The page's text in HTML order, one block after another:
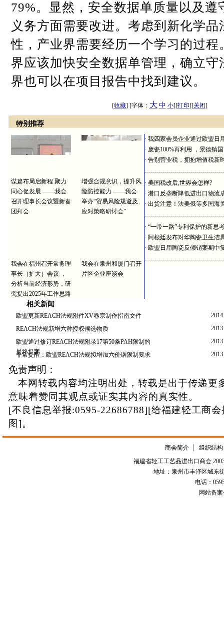
79%。显然，安全数据单质量以及遵
义务方面需要改进。考虑到新化学品
性，产业界需要经历一个学习的过程
界应该加快安全数据单管理，确立守
界也可以在项目报告中找到建议。
[收藏] [字体： 大 中 小][打印][关闭]
特别推荐
谋篇布局启新程 聚力
同心促发展 ——我会
召开理事长会议暨新春
团拜会
增强合规意识，提升风
险防控能力 ——我会
举办“贸易风险规避及
应对策略研讨会”
我会在福州召开常务理
事长（扩大）会议 ，
分析当前经济形势，研
究提出2025年工作思路
我会在泉州和厦门召开
片区企业座谈会
· 我四家会员企业通过欧盟日
· 废瓷100%再利用 ，景德镇
· 告别营业税，拥抱增值税新
· 美国税改后,世界会怎样?
· 港口反垄断降低进出口物流
· 出货注意！法美俄等多国海
· “一带一路”专利保护的新思
· 阿根廷发布对华陶瓷卫生洁
· 欧盟日用陶瓷反倾销案期中
相关新闻
欧盟更新REACH法规附件XV卷宗制作指南文件
REACH法规新增六种授权候选物质
欧盟通过修订REACH法规附录17第50条PAH限制的
最终提案
非常提醒：欧盟REACH法规拟增加六价铬限制要求
免责声明：
本网转载内容均注明出处，转载是出于传递更
意味着赞同其观点或证实其内容的真实性。
[不良信息举报:0595-22686788][给福建轻工商
图]。
商会简介
组织结构
福建省轻工工艺品进出口商会
地址：泉州市丰泽区城东
电话：0595-
网站备